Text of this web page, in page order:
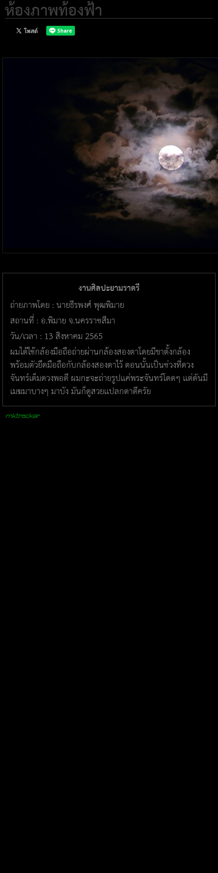
ห้องภาพท้องฟ้า
งานศิลปะยามราตรี
ถ่ายภาพโดย : นายธีรพงศ์ พุฒพิมาย
สถานที่ : อ.พิมาย จ.นครราชสีมา
วัน/เวลา : 13 สิงหาคม 2565
ผมได้ใช้กล้องมือถือถ่ายผ่านกล้องสองตาโดยมีขาตั้งกล้อง
พร้อมตัวยึดมือถือกับกล้องสองตาไว้ ตอนนั้นเป็นช่วงที่ดวง
จันทร์เต็มดวงพอดี ผมกะจะถ่ายรูปเเค่พระจันทร์โดดๆ เเต่ดันมี
เมฆมาบางๆ มาบัง มันก็ดูสวยเเปลกตาดีครัย